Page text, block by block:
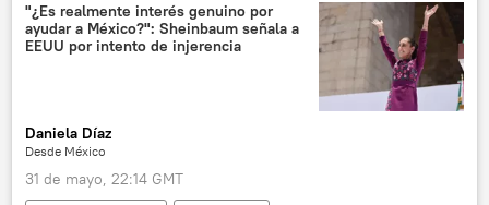
"¿Es realmente interés genuino por
ayudar a México?": Sheinbaum señala a
EEUU por intento de injerencia
Daniela Díaz
Desde México
31 de mayo, 22:14 GMT